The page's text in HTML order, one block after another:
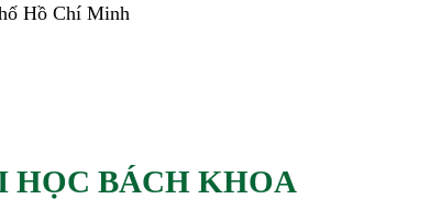
Hồ Chí Minh
HỌC BÁCH KHOA